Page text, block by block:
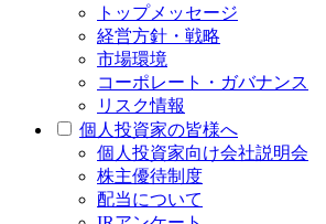
トップメッセージ
経営方針・戦略
市場環境
コーポレート・ガバナンス
リスク情報
個人投資家の皆様へ
個人投資家向け会社説明会
株主優待制度
配当について